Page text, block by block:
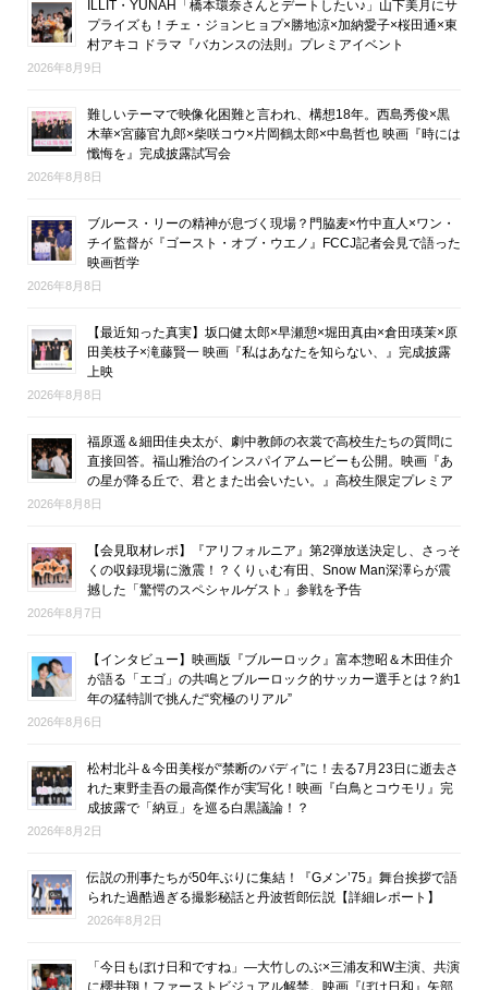
ILLIT・YUNAH「橋本環奈さんとデートしたい♪」山下美月にサ
プライズも！チェ・ジョンヒョプ×勝地涼×加納愛子×桜田通×東
村アキコ ドラマ『バカンスの法則』プレミアイベント
2026年8月9日
難しいテーマで映像化困難と言われ、構想18年。西島秀俊×黒
木華×宮藤官九郎×柴咲コウ×片岡鶴太郎×中島哲也 映画『時には
懺悔を』完成披露試写会
2026年8月8日
ブルース・リーの精神が息づく現場？門脇麦×竹中直人×ワン・
チイ監督が『ゴースト・オブ・ウエノ』FCCJ記者会見で語った
映画哲学
2026年8月8日
【最近知った真実】坂口健太郎×早瀬憩×堀田真由×倉田瑛茉×原
田美枝子×滝藤賢一 映画『私はあなたを知らない、』完成披露
上映
2026年8月8日
福原遥＆細田佳央太が、劇中教師の衣裳で高校生たちの質問に
直接回答。福山雅治のインスパイアムービーも公開。映画『あ
の星が降る丘で、君とまた出会いたい。』高校生限定プレミア
2026年8月8日
【会見取材レポ】『アリフォルニア』第2弾放送決定し、さっそ
くの収録現場に激震！？くりぃむ有田、Snow Man深澤らが震
撼した「驚愕のスペシャルゲスト」参戦を予告
2026年8月7日
【インタビュー】映画版『ブルーロック』富本惣昭＆木田佳介
が語る「エゴ」の共鳴とブルーロック的サッカー選手とは？約1
年の猛特訓で挑んだ“究極のリアル”
2026年8月6日
松村北斗＆今田美桜が“禁断のバディ”に！去る7月23日に逝去さ
れた東野圭吾の最高傑作が実写化！映画『白鳥とコウモリ』完
成披露で「納豆」を巡る白黒議論！？
2026年8月2日
伝説の刑事たちが50年ぶりに集結！『Gメン’75』舞台挨拶で語
られた過酷過ぎる撮影秘話と丹波哲郎伝説【詳細レポート】
2026年8月2日
「今日もぼけ日和ですね」―大竹しのぶ×三浦友和W主演、共演
に櫻井翔！ファーストビジュアル解禁。映画『ぼけ日和』矢部